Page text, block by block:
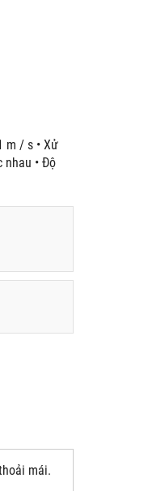
m / s • Xử
• Độ
mái.